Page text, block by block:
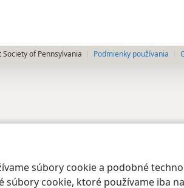
súbory cookie a podobné
cookie, ktoré používame iba
of Pennsylvania Podmienky používania